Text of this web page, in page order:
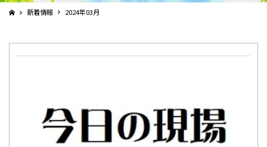
新着情報 2024年03月